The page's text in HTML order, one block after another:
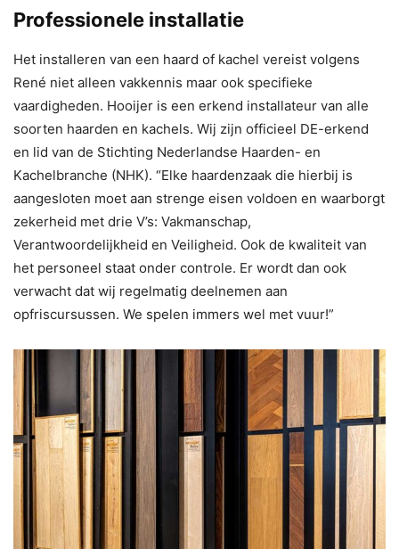
Professionele installatie
Het installeren van een haard of kachel vereist volgens
René niet alleen vakkennis maar ook specifieke
vaardigheden. Hooijer is een erkend installateur van alle
soorten haarden en kachels. Wij zijn officieel DE-erkend
en lid van de Stichting Nederlandse Haarden- en
Kachelbranche (NHK). “Elke haardenzaak die hierbij is
aangesloten moet aan strenge eisen voldoen en waarborgt
zekerheid met drie V’s: Vakmanschap,
Verantwoordelijkheid en Veiligheid. Ook de kwaliteit van
het personeel staat onder controle. Er wordt dan ook
verwacht dat wij regelmatig deelnemen aan
opfriscursussen. We spelen immers wel met vuur!”